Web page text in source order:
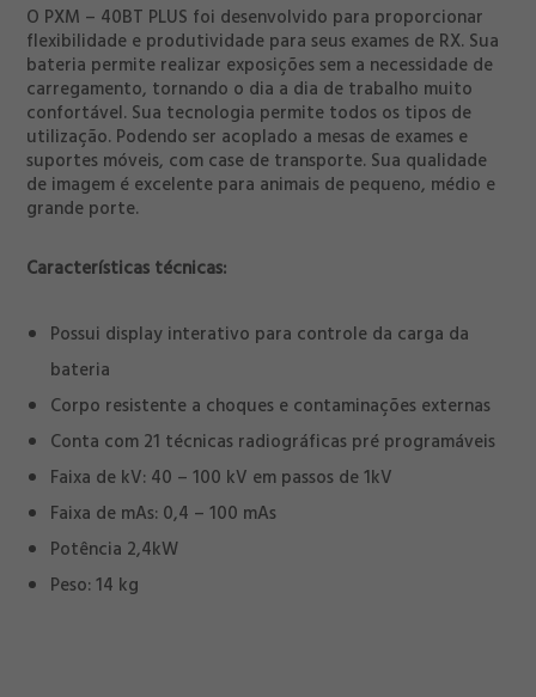
O PXM – 40BT PLUS foi desenvolvido para proporcionar
flexibilidade e produtividade para seus exames de RX. Sua
bateria permite realizar exposições sem a necessidade de
carregamento, tornando o dia a dia de trabalho muito
confortável. Sua tecnologia permite todos os tipos de
utilização. Podendo ser acoplado a mesas de exames e
suportes móveis, com case de transporte. Sua qualidade
de imagem é excelente para animais de pequeno, médio e
grande porte.
Características técnicas:
Possui display interativo para controle da carga da
bateria
Corpo resistente a choques e contaminações externas
Conta com 21 técnicas radiográficas pré programáveis
Faixa de kV: 40 – 100 kV em passos de 1kV
Faixa de mAs: 0,4 – 100 mAs
Potência 2,4kW
Peso: 14 kg